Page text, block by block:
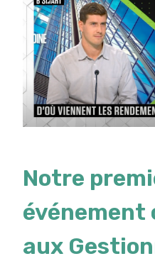
Notre
événement
aux